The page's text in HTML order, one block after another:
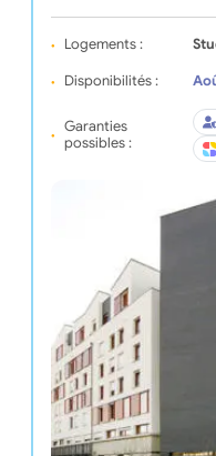
Logements :
Disponibilités :
Garanties
possibles :